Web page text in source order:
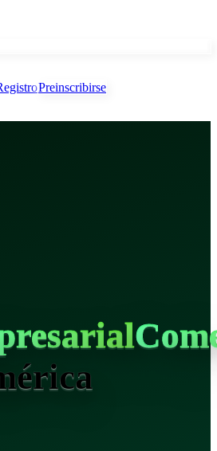
Preinscribirse
resarialCom